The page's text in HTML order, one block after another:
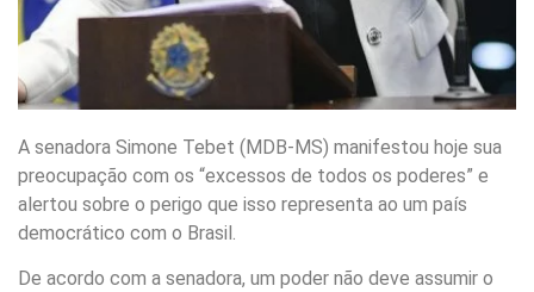
A senadora Simone Tebet (MDB-MS) manifestou hoje sua
preocupação com os “excessos de todos os poderes” e
alertou sobre o perigo que isso representa ao um país
democrático com o Brasil.
De acordo com a senadora, um poder não deve assumir o